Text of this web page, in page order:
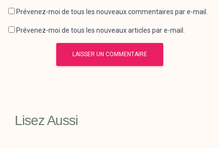
Prévenez-moi de tous les nouveaux commentaires par e-mail.
Prévenez-moi de tous les nouveaux articles par e-mail.
Lisez Aussi